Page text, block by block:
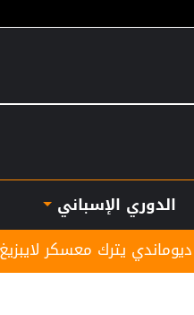
الدوري الإسباني
لايبزيغ للانضمام لريال